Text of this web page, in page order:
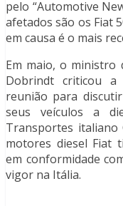
pelo “Automotive
afetados são os Fiat
em causa é o mais
Em maio, o ministro
Dobrindt criticou a
reunião para
seus veículos a
Transportes italiano
motores diesel Fiat
em conformidade
vigor na Itália.